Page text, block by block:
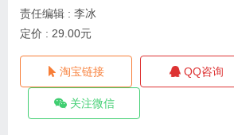
责任编辑 : 李冰
定价 : 29.00元
淘宝链接 QQ咨询
关注微信